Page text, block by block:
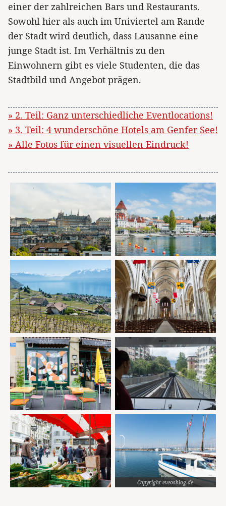
einer der zahlreichen Bars und Restaurants.
Sowohl hier als auch im Univiertel am Rande
der Stadt wird deutlich, dass Lausanne eine
junge Stadt ist. Im Verhältnis zu den
Einwohnern gibt es viele Studenten, die das
Stadtbild und Angebot prägen.
» 2. Teil: Ganz unterschiedliche Eventlocations!
» 3. Teil: 4 wunderschöne Hotels am Genfer See!
» Alle Fotos für einen visuellen Eindruck!
Copyright eveosblog.de